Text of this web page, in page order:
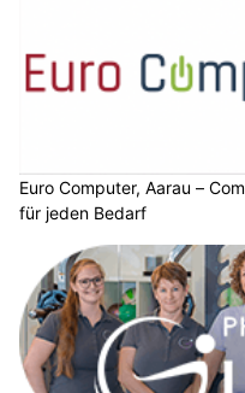
Euro Computer, Aarau –
für jeden Bedarf